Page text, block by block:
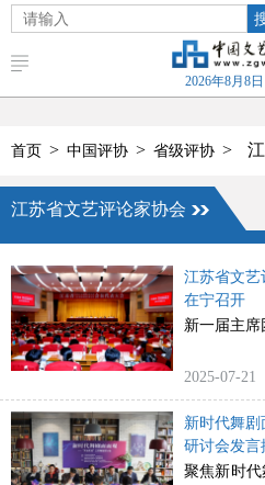
2026年8月8
首页 > 中国评协 > 省级评协 >
江苏省文艺评论家协会
江苏省文艺
在宁召开
新一届主席
2025-07-21
新时代舞
研讨会发言
聚焦新时